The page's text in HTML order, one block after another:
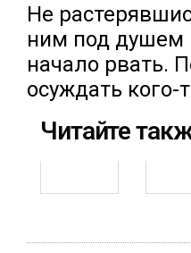
Не
ним под душем
начало рвать.
осуждать кого-
Читайте